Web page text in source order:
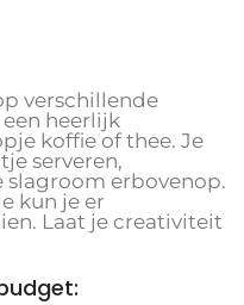
verschillende
heerlijk
koffie of thee. Je
serveren,
erbovenop.
kun je er
Laat je creativiteit